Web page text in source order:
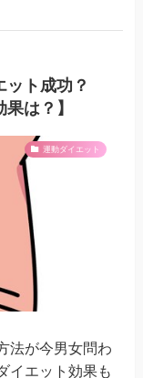
ット成功？
は？】
運動ダイエット
法が今男女問わ
イエット効果も